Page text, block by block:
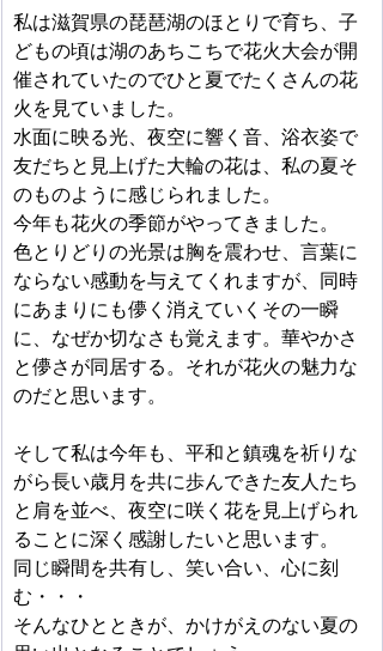
私は滋賀県の琵琶湖のほとりで育ち、子
どもの頃は湖のあちこちで花火大会が開
催されていたのでひと夏でたくさんの花
火を見ていました。
水面に映る光、夜空に響く音、浴衣姿で
友だちと見上げた大輪の花は、私の夏そ
のものように感じられました。
今年も花火の季節がやってきました。
色とりどりの光景は胸を震わせ、言葉に
ならない感動を与えてくれますが、同時
にあまりにも儚く消えていくその一瞬
に、なぜか切なさも覚えます。華やかさ
と儚さが同居する。それが花火の魅力な
のだと思います。
そして私は今年も、平和と鎮魂を祈りな
がら長い歳月を共に歩んできた友人たち
と肩を並べ、夜空に咲く花を見上げられ
ることに深く感謝したいと思います。
同じ瞬間を共有し、笑い合い、心に刻
む・・・
そんなひとときが、かけがえのない夏の